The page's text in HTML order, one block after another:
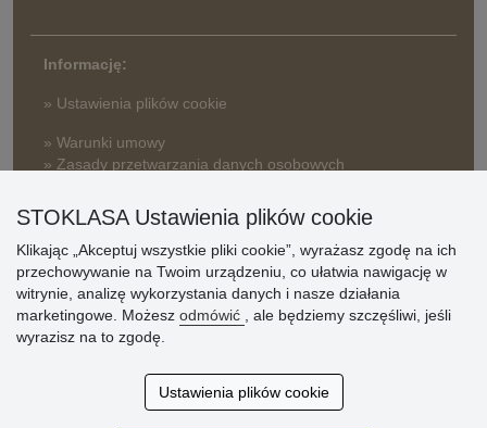
Informację:
» Ustawienia plików cookie
» Warunki umowy
» Zasady przetwarzania danych osobowych
» Reklamacje
» Dlaczego należy się zarejestrować?
» Najczęściej zadawane pytania
STOKLASA Ustawienia plików cookie
Klikając „Akceptuj wszystkie pliki cookie”, wyrażasz zgodę na ich
przechowywanie na Twoim urządzeniu, co ułatwia nawigację w
witrynie, analizę wykorzystania danych i nasze działania
marketingowe. Możesz odmówić
, ale będziemy szczęśliwi, jeśli
wyrazisz na to zgodę.
Ustawienia plików cookie